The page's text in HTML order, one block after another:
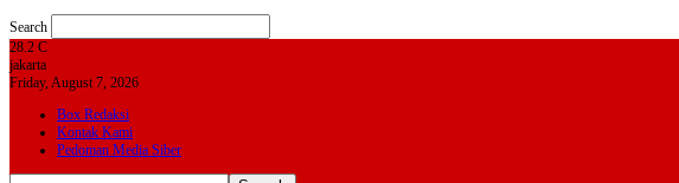
Search
28.2 C
jakarta
Friday, August 7, 2026
Box Redaksi
Kontak Kami
Pedoman Media Siber